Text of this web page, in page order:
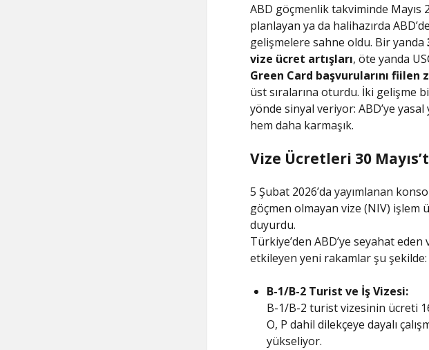
ABD göçmenlik takviminde Mayıs
planlayan ya da halihazırda
gelişmelere sahne oldu. Bir yanda
vize ücret artışları, öte yanda
Green Card başvurularını
üst sıralarına oturdu. İki gelişme
yönde sinyal veriyor: ABD’ye
hem daha karmaşık.
Vize Ücretleri 30
5 Şubat 2026’da yayımlanan
göçmen olmayan vize (NIV) işlem
duyurdu.
Türkiye’den ABD’ye seyahat
etkileyen yeni rakamlar şu şekilde:
B-1/B-2 Turist ve İş Vizesi:
B-1/B-2 turist vizesinin ücreti
O, P dahil dilekçeye dayalı
yükseliyor.